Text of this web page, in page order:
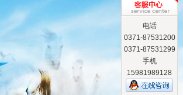
电话
0371-87531200
0371-87531299
手机
15981989128